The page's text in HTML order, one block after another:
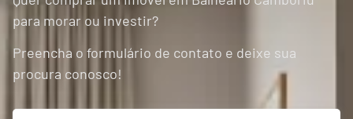
para morar ou investir?
Preencha o formulário de contato e deixe sua
procura conosco!